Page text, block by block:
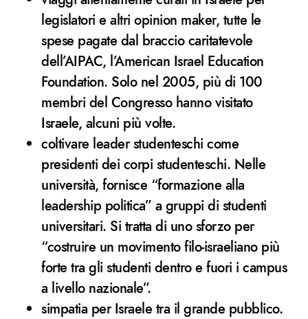
legislatori e altri opinion maker, tutte le
spese pagate dal braccio caritatevole
dell’AIPAC, l’American Israel Education
Foundation. Solo nel 2005, più di 100
membri del Congresso hanno visitato
Israele, alcuni più volte.
coltivare leader studenteschi come
presidenti dei corpi studenteschi. ​​Nelle
università, fornisce “formazione alla
leadership politica” a gruppi di studenti
universitari. Si tratta di uno sforzo per
“costruire un movimento filo-israeliano più
forte tra gli studenti dentro e fuori i campus
a livello nazionale”.
simpatia per Israele tra il grande pubblico.